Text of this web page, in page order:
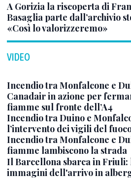
A Gorizia la riscoperta di
Basaglia parte dall’archivio
«Così lo valorizzeremo»
VIDEO
Incendio tra Monfalcone e
Canadair in azione per
fiamme sul fronte dell’A4
Incendio tra Duino e
l’intervento dei vigili del
Incendio tra Monfalcone e
fiamme lambiscono la strada
Il Barcellona sbarca in Friuli:
immagini dell'arrivo in